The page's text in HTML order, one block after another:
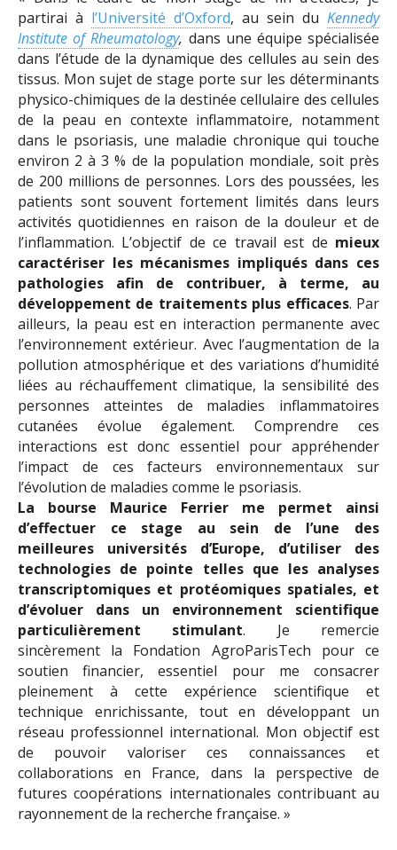
partirai à l’Université d’Oxford, au sein du Kennedy
Institute of Rheumatology, dans une équipe spécialisée
dans l’étude de la dynamique des cellules au sein des
tissus. Mon sujet de stage porte sur les déterminants
physico-chimiques de la destinée cellulaire des cellules
de la peau en contexte inflammatoire, notamment
dans le psoriasis, une maladie chronique qui touche
environ 2 à 3 % de la population mondiale, soit près
de 200 millions de personnes. Lors des poussées, les
patients sont souvent fortement limités dans leurs
activités quotidiennes en raison de la douleur et de
l’inflammation. L’objectif de ce travail est de mieux
caractériser les mécanismes impliqués dans ces
pathologies afin de contribuer, à terme, au
développement de traitements plus efficaces. Par
ailleurs, la peau est en interaction permanente avec
l’environnement extérieur. Avec l’augmentation de la
pollution atmosphérique et des variations d’humidité
liées au réchauffement climatique, la sensibilité des
personnes atteintes de maladies inflammatoires
cutanées évolue également. Comprendre ces
interactions est donc essentiel pour appréhender
l’impact de ces facteurs environnementaux sur
l’évolution de maladies comme le psoriasis.
La bourse Maurice Ferrier me permet ainsi
d’effectuer ce stage au sein de l’une des
meilleures universités d’Europe, d’utiliser des
technologies de pointe telles que les analyses
transcriptomiques et protéomiques spatiales, et
d’évoluer dans un environnement scientifique
particulièrement stimulant. Je remercie
sincèrement la Fondation AgroParisTech pour ce
soutien financier, essentiel pour me consacrer
pleinement à cette expérience scientifique et
technique enrichissante, tout en développant un
réseau professionnel international. Mon objectif est
de pouvoir valoriser ces connaissances et
collaborations en France, dans la perspective de
futures coopérations internationales contribuant au
rayonnement de la recherche française. »